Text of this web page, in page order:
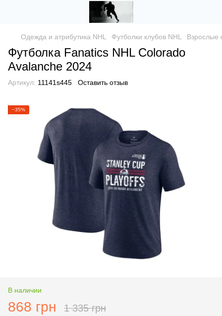
Одежда и атрибутика NHL Футболки клубов NHL Взрослые
Футболка Fanatics NHL Colorado
Avalanche 2024
Артикул: 11141s445 Оставить отзыв
−35%
В наличии
868 грн 1 335 грн